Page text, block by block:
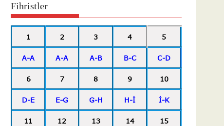
Fihristler
1 2 3 4 5
A-A A-A A-B B-C C-D
6 7 8 9 10
D-E E-G G-H H-İ İ-K
11 12 13 14 15